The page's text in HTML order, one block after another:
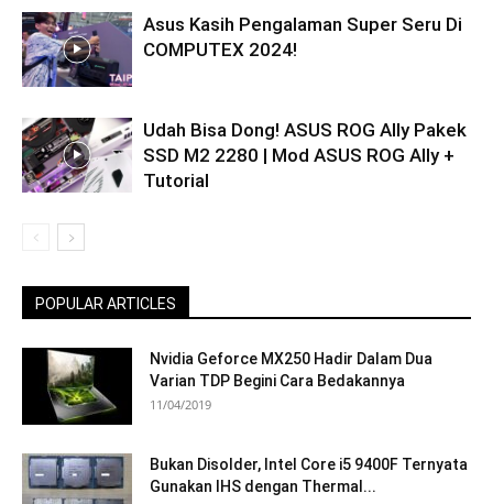
Asus Kasih Pengalaman Super Seru Di
COMPUTEX 2024!
Udah Bisa Dong! ASUS ROG Ally Pakek
SSD M2 2280 | Mod ASUS ROG Ally +
Tutorial
POPULAR ARTICLES
Nvidia Geforce MX250 Hadir Dalam Dua
Varian TDP Begini Cara Bedakannya
11/04/2019
Bukan Disolder, Intel Core i5 9400F Ternyata
Gunakan IHS dengan Thermal...